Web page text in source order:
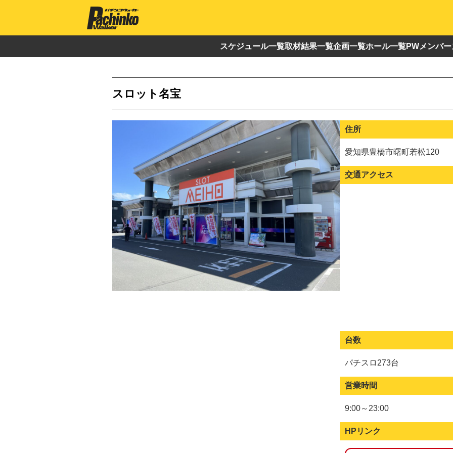
スケジュール一覧取材結果一覧企画一覧ホール一覧PWメンバ
スロット名宝
住所
愛知県豊橋市曙町若松120
交通アクセス
台数
パチスロ273台
営業時間
9:00～23:00
HPリンク